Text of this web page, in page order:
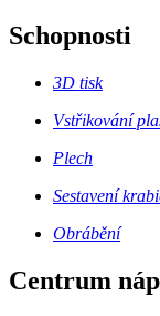
Schopnosti
3D tisk
Vstřikování
Plech
Sestavení
Obrábění
Centrum